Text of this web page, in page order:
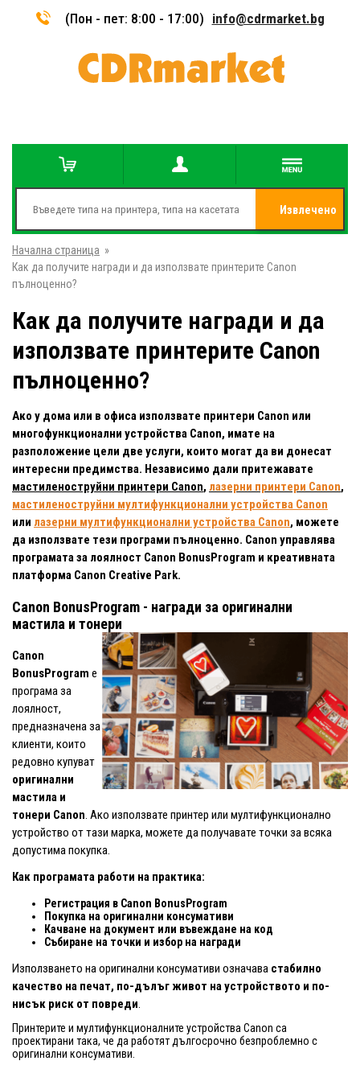
(Пон - пет: 8:00 - 17:00) info@cdrmarket.bg
Извлечено
Начална страница »
Как да получите награди и да използвате принтерите Canon
пълноценно?
Как да получите награди и да
използвате принтерите Canon
пълноценно?
Ако у дома или в офиса използвате принтери Canon или
многофункционални устройства Canon, имате на
разположение цели две услуги, които могат да ви донесат
интересни предимства. Независимо дали притежавате
мастиленоструйни принтери Canon, лазерни принтери Canon,
мастиленоструйни мултифункционални устройства Canon
или лазерни мултифункционални устройства Canon, можете
да използвате тези програми пълноценно. Canon управлява
програмата за лоялност Canon BonusProgram и креативната
платформа Canon Creative Park.
Canon BonusProgram - награди за оригинални
мастила и тонери
Canon
BonusProgram е
програма за
лоялност,
предназначена за
клиенти, които
редовно купуват
оригинални
мастила и
тонери Canon. Ако използвате принтер или мултифункционално
устройство от тази марка, можете да получавате точки за всяка
допустима покупка.
Как програмата работи на практика:
Регистрация в Canon BonusProgram
Покупка на оригинални консумативи
Качване на документ или въвеждане на код
Събиране на точки и избор на награди
Използването на оригинални консумативи означава стабилно
качество на печат, по-дълъг живот на устройството и по-
нисък риск от повреди.
Принтерите и мултифункционалните устройства Canon са
проектирани така, че да работят дългосрочно безпроблемно с
оригинални консумативи.